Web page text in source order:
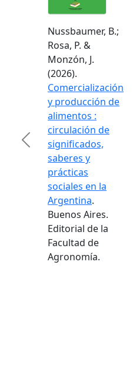
Nussbaumer, B.;
Rosa, P. &
Monzón, J.
(2026).
Comercialización
y producción de
alimentos :
circulación de
significados,
saberes y
prácticas
sociales en la
Argentina.
Buenos Aires.
Editorial de la
Facultad de
Agronomía.
Previous